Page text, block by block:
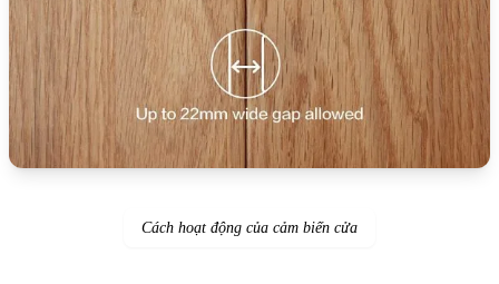
Cách hoạt động của cảm biến cửa